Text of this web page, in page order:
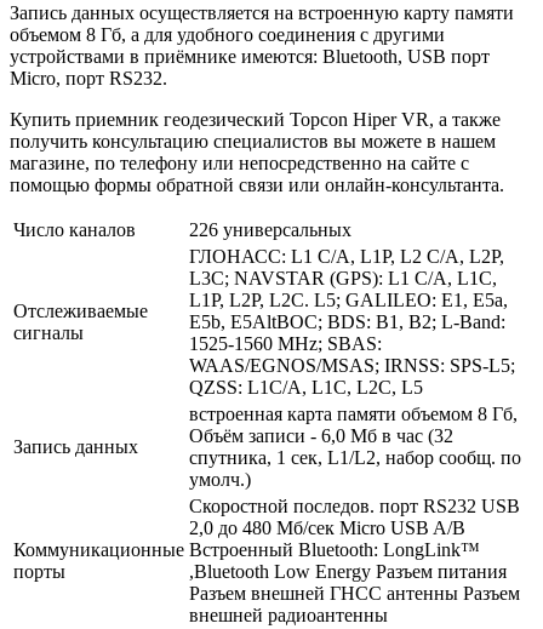
Запись данных осуществляется на встроенную карту памяти
объемом 8 Гб, а для удобного соединения с другими
устройствами в приёмнике имеются: Bluetooth, USB порт
Micro, порт RS232.
Купить приемник геодезический Topcon Hiper VR, а также
получить консультацию специалистов вы можете в нашем
магазине, по телефону или непосредственно на сайте с
помощью формы обратной связи или онлайн-консультанта.
Число каналов 226 универсальных
Отслеживаемые
сигналы
ГЛОНАСС: L1 C/A, L1P, L2 C/A, L2P,
L3C; NAVSTAR (GPS): L1 C/A, L1C,
L1P, L2P, L2C. L5; GALILEO: E1, E5a,
E5b, E5AltBOC; BDS: B1, B2; L-Band:
1525-1560 MHz; SBAS:
WAAS/EGNOS/MSAS; IRNSS: SPS-L5;
QZSS: L1C/A, L1C, L2C, L5
Запись данных
встроенная карта памяти объемом 8 Гб,
Объём записи - 6,0 Мб в час (32
спутника, 1 сек, L1/L2, набор сообщ. по
умолч.)
Коммуникационные
порты
Скоростной последов. порт RS232 USB
2,0 до 480 Мб/сек Micro USB A/B
Встроенный Bluetooth: LongLink™
,Bluetooth Low Energy Разъем питания
Разъем внешней ГНСС антенны Разъем
внешней радиоантенны